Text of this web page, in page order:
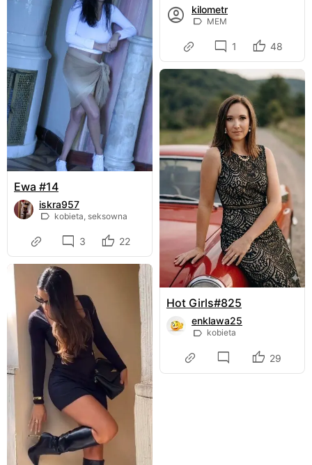
Ewa #14
iskra957
kobieta, seksowna
3 22
kilometr
MEM
1 48
Hot Girls#825
enklawa25
kobieta
29